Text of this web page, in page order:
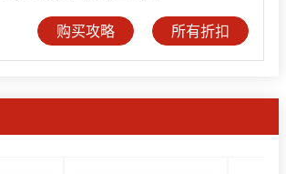
购买攻略 所有折扣